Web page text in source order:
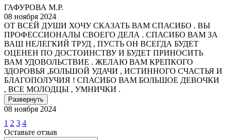
ГАФУРОВА М.Р.
08 ноября 2024
ОТ ВСЕЙ ДУШИ ХОЧУ СКАЗАТЬ ВАМ СПАСИБО . ВЫ
ПРОФЕССИОНАЛЫ СВОЕГО ДЕЛА . СПАСИБО ВАМ ЗА
ВАШ НЕЛЕГКИЙ ТРУД , ПУСТЬ ОН ВСЕГДА БУДЕТ
ОЦЕНЕН ПО ДОСТОИНСТВУ И БУДЕТ ПРИНОСИТЬ
ВАМ УДОВОЛЬСТВИЕ . ЖЕЛАЮ ВАМ КРЕПКОГО
ЗДОРОВЬЯ ,БОЛЬШОЙ УДАЧИ , ИСТИННОГО СЧАСТЬЯ И
БЛАГОПОЛУЧИЯ ! СПАСИБО ВАМ БОЛЬШОЕ ДЕВОЧКИ
, ВСЕ МОЛОДЦЫ , УМНИЧКИ .
Развернуть
08 ноября 2024
1 2 3 4
Оставьте отзыв